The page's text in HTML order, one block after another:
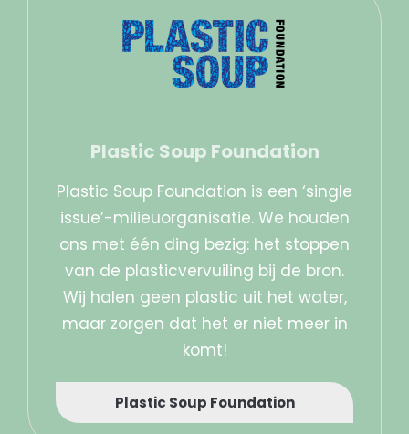
Plastic Soup Foundation
Plastic Soup Foundation is een ‘single
issue’-milieuorganisatie. We houden
ons met één ding bezig: het stoppen
van de plasticvervuiling bij de bron.
Wij halen geen plastic uit het water,
maar zorgen dat het er niet meer in
komt!
Plastic Soup Foundation